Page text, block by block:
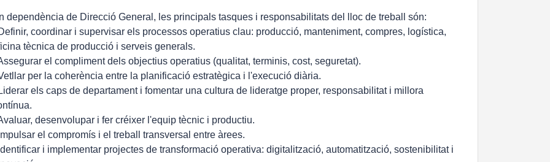
dependència de Direcció General, les principals tasques i responsabilitats del lloc de treball són:
coordinar i supervisar els processos operatius clau: producció, manteniment, compres, logística,
tècnica de producció i serveis generals.
el compliment dels objectius operatius (qualitat, terminis, cost, seguretat).
per la coherència entre la planificació estratègica i l'execució diària.
els caps de departament i fomentar una cultura de lideratge proper, responsabilitat i millora
desenvolupar i fer créixer l'equip tècnic i productiu.
el compromís i el treball transversal entre àrees.
i implementar projectes de transformació operativa: digitalització, automatització, sostenibilitat i